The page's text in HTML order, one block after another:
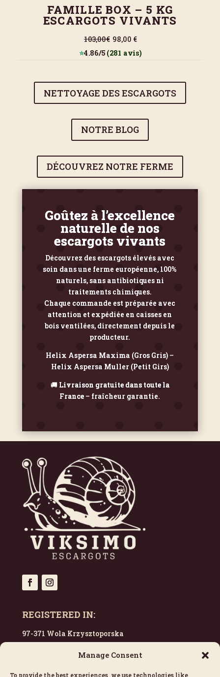
Manage Consent
To provide the best experiences, we use technologies like
FAMILLE BOX – 5 KG
ESCARGOTS VIVANTS
103,00€98,00 €
⭐4.86/5(281 avis)
NETTOYAGE DES ESCARGOTS
NOTRE BLOG
DÉCOUVREZ NOTRE FERME
Goûtez à l’excellence
naturelle de nos
escargots vivants
Découvrez des escargots élevés avec
soin dans une ferme européenne, 100%
naturels, sans antibiotiques ni
traitements chimiques.
Chaque commande est préparée avec
attention et expédiée en caisses en
bois ventilées, directement depuis le
producteur.
Helix Aspersa Maxima (Gros Gris) –
Helix Aspersa Muller (Petit Girs)
🚚 Livraison gratuite dans toute la
France – fraîcheur garantie.
REGISTERED IN:
97-371 Wola Krzysztoporska